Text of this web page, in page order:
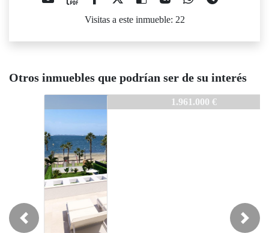
Visitas a este inmueble: 22
Otros inmuebles que podrían ser de su interés
Previous Next